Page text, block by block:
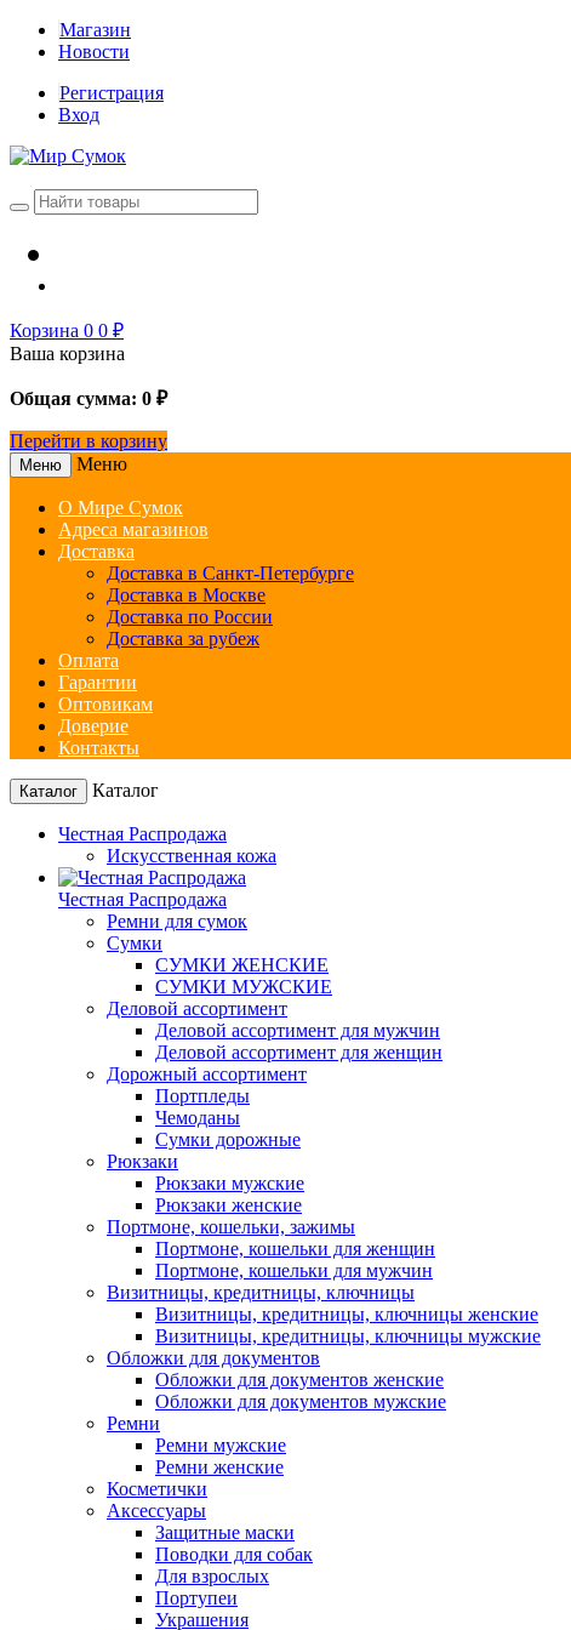
Магазин
Новости
Регистрация
Вход
Корзина 0 0 ₽
Ваша корзина
Общая сумма: 0 ₽
Перейти в корзину
Меню Меню
О Мире Сумок
Адреса магазинов
Доставка
Доставка в Санкт-Петербурге
Доставка в Москве
Доставка по России
Доставка за рубеж
Оплата
Гарантии
Оптовикам
Доверие
Контакты
Каталог Каталог
Честная Распродажа
Искусственная кожа
Честная Распродажа
Ремни для сумок
Сумки
СУМКИ ЖЕНСКИЕ
СУМКИ МУЖСКИЕ
Деловой ассортимент
Деловой ассортимент для мужчин
Деловой ассортимент для женщин
Дорожный ассортимент
Портпледы
Чемоданы
Сумки дорожные
Рюкзаки
Рюкзаки мужские
Рюкзаки женские
Портмоне, кошельки, зажимы
Портмоне, кошельки для женщин
Портмоне, кошельки для мужчин
Визитницы, кредитницы, ключницы
Визитницы, кредитницы, ключницы женские
Визитницы, кредитницы, ключницы мужские
Обложки для документов
Обложки для документов женские
Обложки для документов мужские
Ремни
Ремни мужские
Ремни женские
Косметички
Аксессуары
Защитные маски
Поводки для собак
Для взрослых
Портупеи
Украшения